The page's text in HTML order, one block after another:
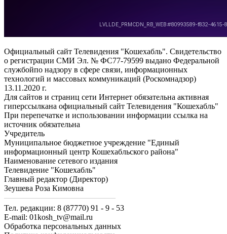
Официальный сайт Телевидения "Кошехабль". Свидетельство
о регистрации СМИ Эл. № ФС77-79599 выдано Федеральной
службойпо надзору в сфере связи, информационных
технологий и массовых коммуникаций (Роскомнадзор)
13.11.2020 г.
Для сайтов и страниц сети Интернет обязательна активная
гиперссылкана официальный сайт Телевидения "Кошехабль"
При перепечатке и использовании информации ссылка на
источник обязательна
Учредитель
Муниципальное бюджетное учреждение "Единый
информационный центр Кошехабльского района"
Наименование сетевого издания
Телевидение "Кошехабль"
Главный редактор (Директор)
Зеушева Роза Кимовна
Тел. редакции: 8 (87770) 91 - 9 - 53
E-mail: 01kosh_tv@mail.ru
Обработка персональных данных